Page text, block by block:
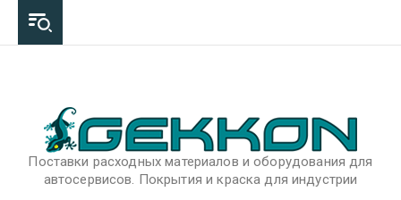
Поставки расходных материалов и оборудования для
автосервисов. Покрытия и краска для индустрии